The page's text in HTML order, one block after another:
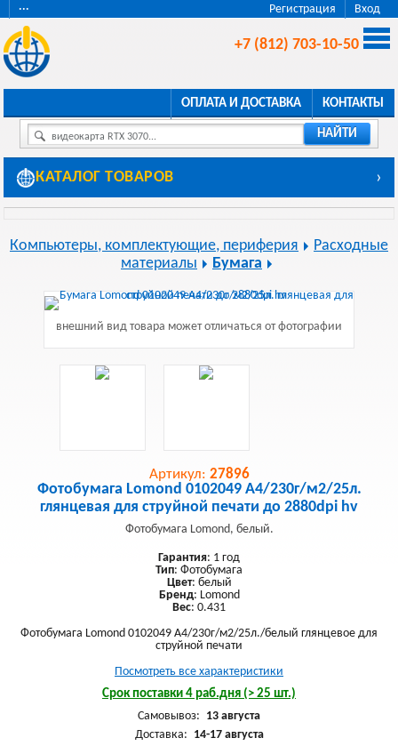
Регистрация Вход
···
+7 (812) 703-10-50
ОПЛАТА И ДОСТАВКА КОНТАКТЫ
видеокарта RTX 3070... НАЙТИ
КАТАЛОГ ТОВАРОВ ›
Компьютеры, комплектующие, периферия
Расходные
материалы
Бумага
внешний вид товара может отличаться от фотографии
Артикул: 27896
Фотобумага Lomond 0102049 A4/230г/м2/25л.
глянцевая для струйной печати до 2880dpi hv
Фотобумага Lomond, белый.
Гарантия: 1 год
Тип: Фотобумага
Цвет: белый
Бренд: Lomond
Вес: 0.431
Фотобумага Lomond 0102049 A4/230г/м2/25л./белый глянцевое для
струйной печати
Посмотреть все характеристики
Срок поставки 4 раб.дня (> 25 шт.)
Самовывоз: 13 августа
Доставка: 14-17 августа